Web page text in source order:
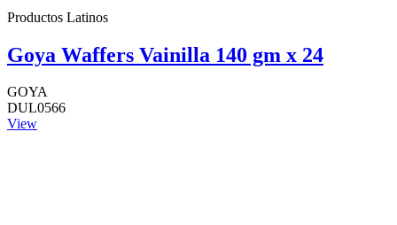
Productos Latinos
Goya Waffers Vainilla 140 gm x 24
GOYA
DUL0566
View